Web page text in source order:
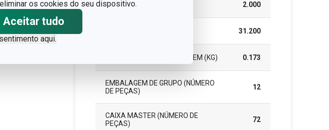
os cookies do seu dispositivo.
Aceitar tudo
aqui.
ALTURA (CM) 2.000
31.200
PESO INCLUINDO EMBALAGEM (KG) 0.173
EMBALAGEM DE GRUPO (NÚMERO
DE PEÇAS)
12
CAIXA MASTER (NÚMERO DE
PEÇAS)
72